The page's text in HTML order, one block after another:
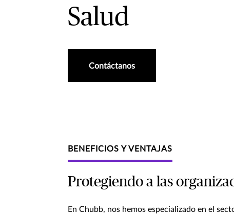
Salud
Contáctanos
BENEFICIOS Y VENTAJAS
Protegiendo a las
En Chubb, nos hemos especializado en el